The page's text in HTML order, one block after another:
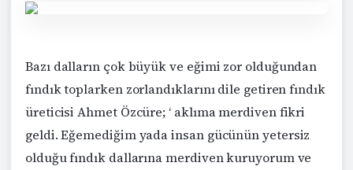
Bazı dalların çok büyük ve eğimi zor olduğundan
fındık toplarken zorlandıklarını dile getiren fındık
üreticisi Ahmet Özcüre; ‘ aklıma merdiven fikri
geldi. Eğemediğim yada insan gücünün yetersiz
olduğu fındık dallarına merdiven kuruyorum ve